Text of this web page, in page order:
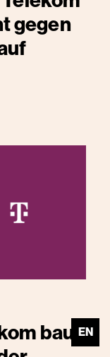
EN
gegen
baut